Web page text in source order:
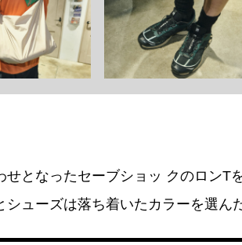
となったセーブショッ クのロンT
ューズは落ち着いたカラーを選んだ